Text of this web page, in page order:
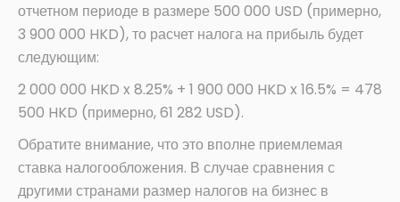
отчетном периоде в размере 500 000 USD (примерно,
3 900 000 HKD), то расчет налога на прибыль будет
следующим:
2 000 000 HKD x 8.25% + 1 900 000 HKD x 16.5% = 478
500 HKD (примерно, 61 282 USD).
Обратите внимание, что это вполне приемлемая
ставка налогообложения. В случае сравнения с
другими странами размер налогов на бизнес в